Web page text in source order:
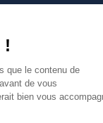
d'offres exclusives!